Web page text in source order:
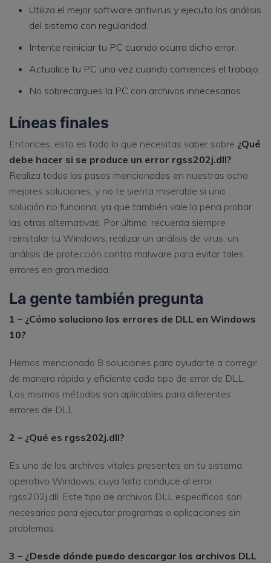
Utiliza el mejor software antivirus y ejecuta los análisis
del sistema con regularidad.
Intente reiniciar tu PC cuando ocurra dicho error.
Actualice tu PC una vez cuando comiences el trabajo.
No sobrecargues la PC con archivos innecesarios.
Líneas finales
Entonces, esto es todo lo que necesitas saber sobre ¿Qué
debe hacer si se produce un error rgss202j.dll?
Realiza todos los pasos mencionados en nuestras ocho
mejores soluciones, y no te sienta miserable si una
solución no funciona, ya que también vale la pena probar
las otras alternativas. Por último, recuerda siempre
reinstalar tu Windows, realizar un análisis de virus, un
análisis de protección contra malware para evitar tales
errores en gran medida.
La gente también pregunta
1 – ¿Cómo soluciono los errores de DLL en Windows
10?
Hemos mencionado 8 soluciones para ayudarte a corregir
de manera rápida y eficiente cada tipo de error de DLL.
Los mismos métodos son aplicables para diferentes
errores de DLL.
2 – ¿Qué es rgss202j.dll?
Es uno de los archivos vitales presentes en tu sistema
operativo Windows, cuya falta conduce al error
rgss202j.dll. Este tipo de archivos DLL específicos son
necesarios para ejecutar programas o aplicaciones sin
problemas.
3 – ¿Desde dónde puedo descargar los archivos DLL